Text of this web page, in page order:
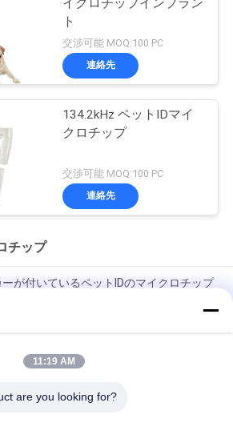
ト
交渉可能 MOQ:100 PC
連絡先
134.2kHz ペットIDマイ
クロチップ
交渉可能 MOQ:100 PC
連絡先
チップ
ーが付いているペットIDのマイクロチップ
ンダーを承認した
たちの高度ペットIDマイクロチップの便
11:19 AM
are you looking for?